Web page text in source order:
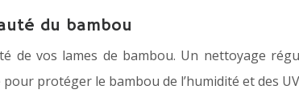
du bambou
vos lames de bambou. Un nettoyage
protéger le bambou de l’humidité et des